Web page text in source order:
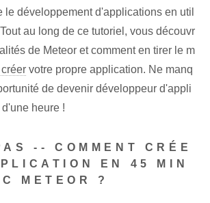
le développement d'applications en util
au long de ce tutoriel, vous découvr
de Meteor et comment en tirer le m
votre propre application. Ne manq
de devenir développeur d'appli
heure !
-- COMMENT CRÉE
EN 45 MIN
METEOR ?